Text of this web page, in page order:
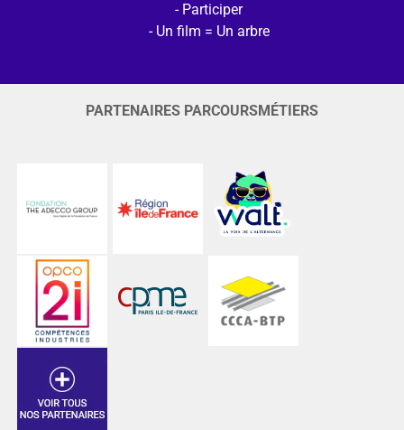
Participer
Un film = Un arbre
PARTENAIRES PARCOURSMÉTIERS